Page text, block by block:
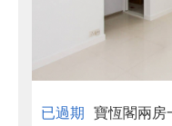
已過期 寶恆閣兩房